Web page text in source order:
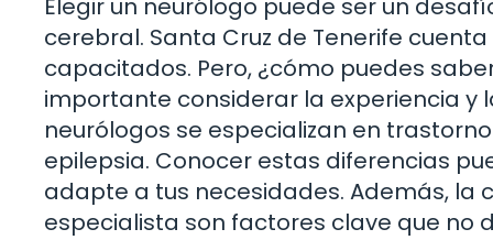
Elegir un neurólogo puede ser un
cerebral. Santa Cruz de Tenerife
capacitados. Pero, ¿cómo puedes
importante considerar la experiencia y
neurólogos se especializan en
epilepsia. Conocer estas diferencias
adapte a tus necesidades. Además,
especialista son factores clave que no